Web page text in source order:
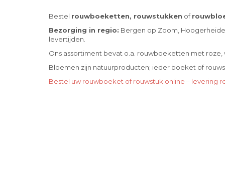
Bestel rouwboeketten, rouwstukken of
Bezorging in regio: Bergen op Zoom,
levertijden.
Ons assortiment bevat o.a. rouwboeketten met
Bloemen zijn natuurproducten; ieder boeket of
Bestel uw rouwboeket of rouwstuk online – levering